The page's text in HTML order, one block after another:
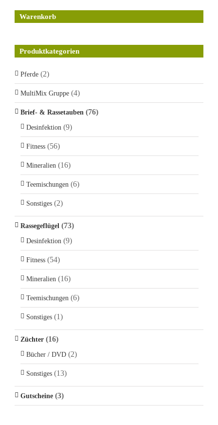
Warenkorb
Produktkategorien
Pferde (2)
MultiMix Gruppe (4)
Brief- & Rassetauben (76)
Desinfektion (9)
Fitness (56)
Mineralien (16)
Teemischungen (6)
Sonstiges (2)
Rassegeflügel (73)
Desinfektion (9)
Fitness (54)
Mineralien (16)
Teemischungen (6)
Sonstiges (1)
Züchter (16)
Bücher / DVD (2)
Sonstiges (13)
Gutscheine (3)